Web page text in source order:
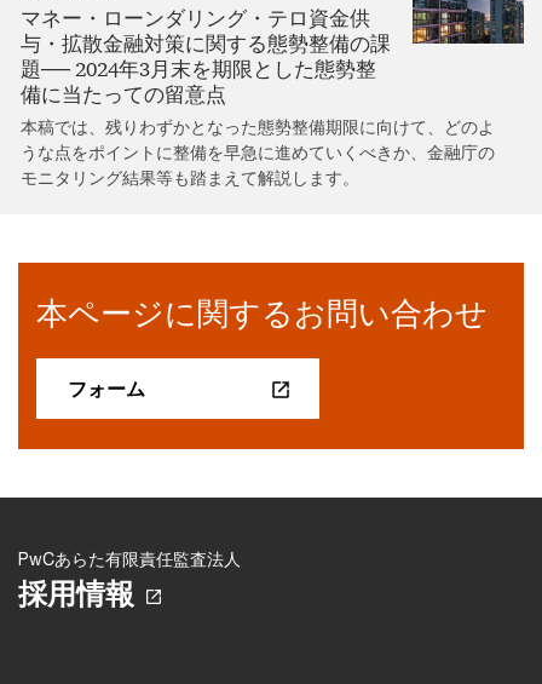
マネー・ローンダリング・テロ資金供
与・拡散金融対策に関する態勢整備の課
題── 2024年3月末を期限とした態勢整
備に当たっての留意点
本稿では、残りわずかとなった態勢整備期限に向けて、どのよ
うな点をポイントに整備を早急に進めていくべきか、金融庁の
モニタリング結果等も踏まえて解説します。
本ページに関するお問い合わせ
フォーム
PwCあらた有限責任監査法人
採用情報